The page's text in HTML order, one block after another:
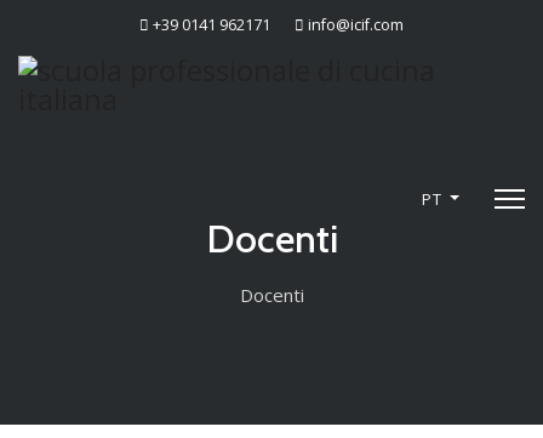
+39 0141 962171 info@icif.com
PT
Docenti
Docenti